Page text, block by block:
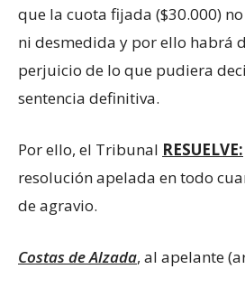
que la cuota fijada ($30.000)
ni desmedida y por ello habrá
perjuicio de lo que pudiera
sentencia definitiva.
Por ello, el Tribunal RESUELVE:
resolución apelada en todo
de agravio.
Costas de Alzada, al apelante